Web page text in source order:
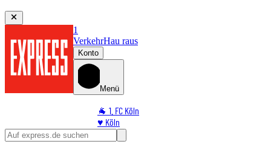
1
VerkehrHau raus
Konto
Menü
🐐 1. FC Köln
♥️ Köln
⭐ Promi